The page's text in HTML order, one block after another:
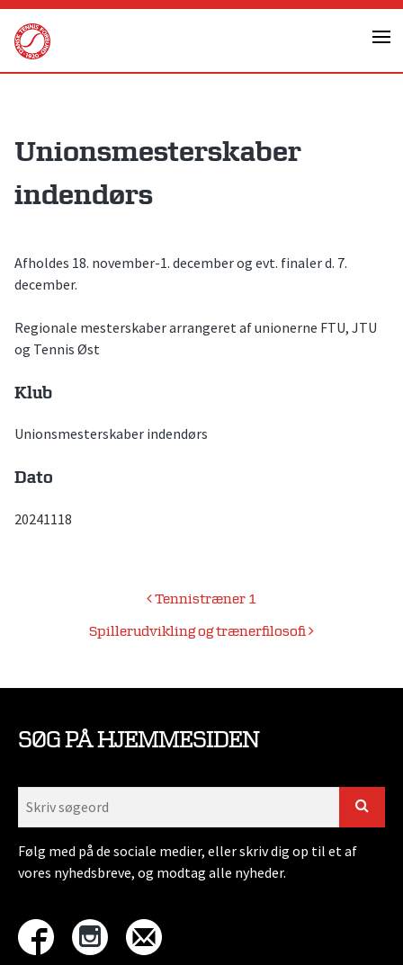
Skip
content
Unionsmesterskaber
indendørs
Afholdes 18. november-1. december og evt. finaler d. 7.
december.
Regionale mesterskaber arrangeret af unionerne FTU, JTU
og Tennis Øst
Klub
Unionsmesterskaber indendørs
Dato
20241118
IndlægsnavigationTennistræner 1
Spillerudvikling og trænerfilosofi
SØG PÅ HJEMMESIDEN
Følg med på de sociale medier, eller skriv dig op til et af
vores nyhedsbreve, og modtag alle nyheder.